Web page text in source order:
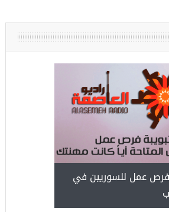
عمل للسوريين في